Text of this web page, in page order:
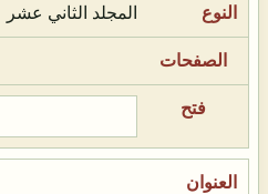
المجلد الثاني عشر